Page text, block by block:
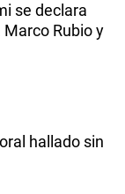
se declara
Rubio y
hallado sin